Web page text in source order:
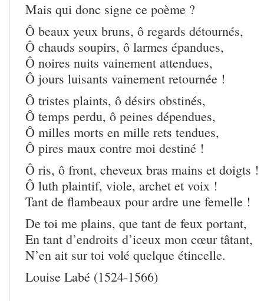
Mais qui donc signe ce poème ?
Ô beaux yeux bruns, ô regards détournés,
Ô chauds soupirs, ô larmes épandues,
Ô noires nuits vainement attendues,
Ô jours luisants vainement retournée !
Ô tristes plaints, ô désirs obstinés,
Ô temps perdu, ô peines dépendues,
Ô milles morts en mille rets tendues,
Ô pires maux contre moi destiné !
Ô ris, ô front, cheveux bras mains et doigts !
Ô luth plaintif, viole, archet et voix !
Tant de flambeaux pour ardre une femelle !
De toi me plains, que tant de feux portant,
En tant d’endroits d’iceux mon cœur tâtant,
N’en ait sur toi volé quelque étincelle.
Louise Labé (1524-1566)